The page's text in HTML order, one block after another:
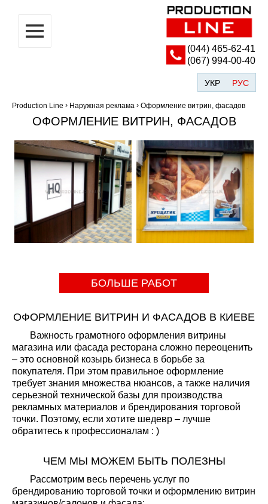
УКР РУС
(044) ‎465-62-41
(067) 994-00-40
Production Line › Наружная реклама › Оформление витрин, фасадов
ОФОРМЛЕНИЕ ВИТРИН, ФАСАДОВ
БОЛЬШЕ РАБОТ
ОФОРМЛЕНИЕ ВИТРИН И ФАСАДОВ В КИЕВЕ
Важность грамотного оформления витрины
магазина или фасада ресторана сложно переоценить
– это основной козырь бизнеса в борьбе за
покупателя. При этом правильное оформление
требует знания множества нюансов, а также наличия
серьезной технической базы для производства
рекламных материалов и брендирования торговой
точки. Поэтому, если хотите шедевр – лучше
обратитесь к профессионалам : )
ЧЕМ МЫ МОЖЕМ БЫТЬ ПОЛЕЗНЫ
Рассмотрим весь перечень услуг по
брендированию торговой точки и оформлению витрин